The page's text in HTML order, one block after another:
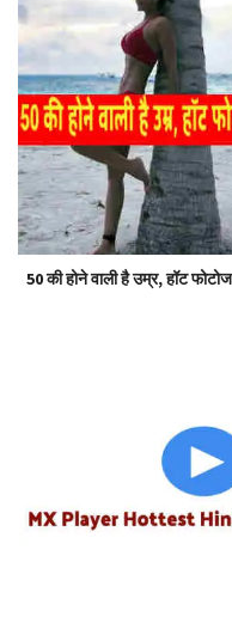
50 की होने वाली है उम्र, हॉट